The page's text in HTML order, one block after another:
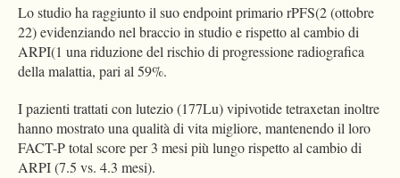
Lo studio ha raggiunto il suo endpoint primario rPFS(2 (ottobre
22) evidenziando nel braccio in studio e rispetto al cambio di
ARPI(1 una riduzione del rischio di progressione radiografica
della malattia, pari al 59%.
I pazienti trattati con lutezio (177Lu) vipivotide tetraxetan inoltre
hanno mostrato una qualità di vita migliore, mantenendo il loro
FACT-P total score per 3 mesi più lungo rispetto al cambio di
ARPI (7.5 vs. 4.3 mesi).